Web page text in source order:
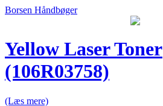
Borsen Håndbøger
Yellow Laser Toner
(106R03758)
(Læs mere)